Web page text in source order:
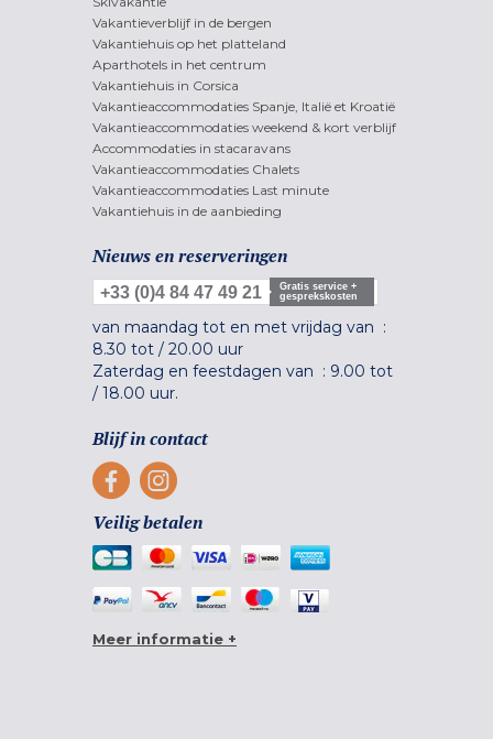
Vakantieverblijf in de bergen
Vakantiehuis op het platteland
Aparthotels in het centrum
Vakantiehuis in Corsica
Vakantieaccommodaties Spanje, Italië et Kroatië
Vakantieaccommodaties weekend & kort verblijf
Accommodaties in stacaravans
Vakantieaccommodaties Chalets
Vakantieaccommodaties Last minute
Vakantiehuis in de aanbieding
Nieuws en reserveringen
+33 (0)4 84 47 49 21
Gratis service +
gesprekskosten
van maandag tot en met vrijdag van :
8.30 tot / 20.00 uur
Zaterdag en feestdagen van : 9.00 tot
/ 18.00 uur.
Blijf in contact
Veilig betalen
Meer informatie +